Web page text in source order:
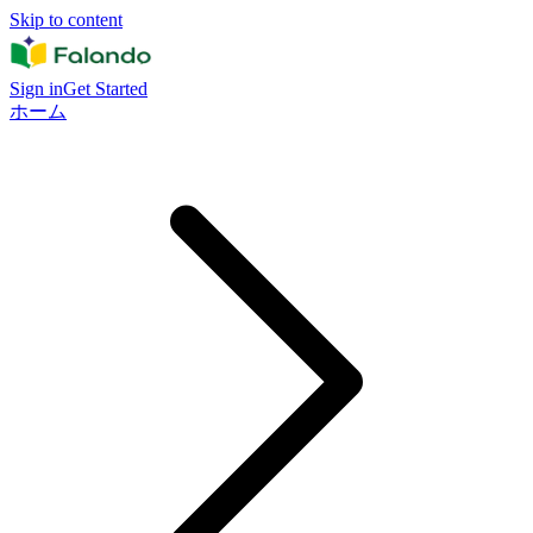
Skip to content
Sign inGet Started
ホーム